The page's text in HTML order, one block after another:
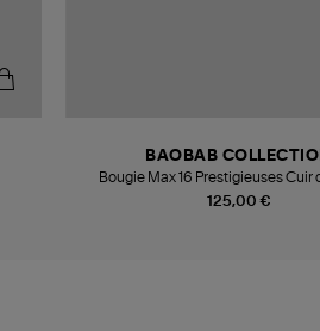
125,00 €
BAOBAB
Bougie Max 16 Prestigieuses Cuir